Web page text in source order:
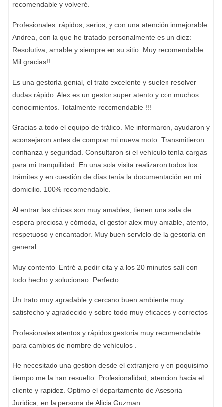
recomendable y volveré.
Profesionales, rápidos, serios; y con una atención inmejorable.
Andrea, con la que he tratado personalmente es un diez:
Resolutiva, amable y siempre en su sitio. Muy recomendable.
Mil gracias!!
Es una gestoría genial, el trato excelente y suelen resolver
dudas rápido. Alex es un gestor super atento y con muchos
conocimientos. Totalmente recomendable !!!
Gracias a todo el equipo de tráfico. Me informaron, ayudaron y
aconsejaron antes de comprar mi nueva moto. Transmitieron
confianza y seguridad. Consultaron si el vehículo tenía cargas
para mi tranquilidad. En una sola visita realizaron todos los
trámites y en cuestión de días tenía la documentación en mi
domicilio. 100% recomendable.
Al entrar las chicas son muy amables, tienen una sala de
espera preciosa y cómoda, el gestor alex muy amable, atento,
respetuoso y encantador. Muy buen servicio de la gestoria en
general. …
Muy contento. Entré a pedir cita y a los 20 minutos salí con
todo hecho y solucionao. Perfecto
Un trato muy agradable y cercano buen ambiente muy
satisfecho y agradecido y sobre todo muy eficaces y correctos
Profesionales atentos y rápidos gestoria muy recomendable
para cambios de nombre de vehículos .
He necesitado una gestion desde el extranjero y en poquisimo
tiempo me la han resuelto. Profesionalidad, atencion hacia el
cliente y rapidez. Optimo el departamento de Asesoria
Juridica, en la persona de Alicia Guzman.